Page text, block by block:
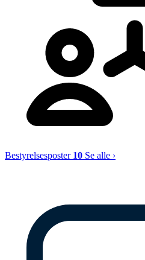
Bestyrelsesposter 10 Se alle ›